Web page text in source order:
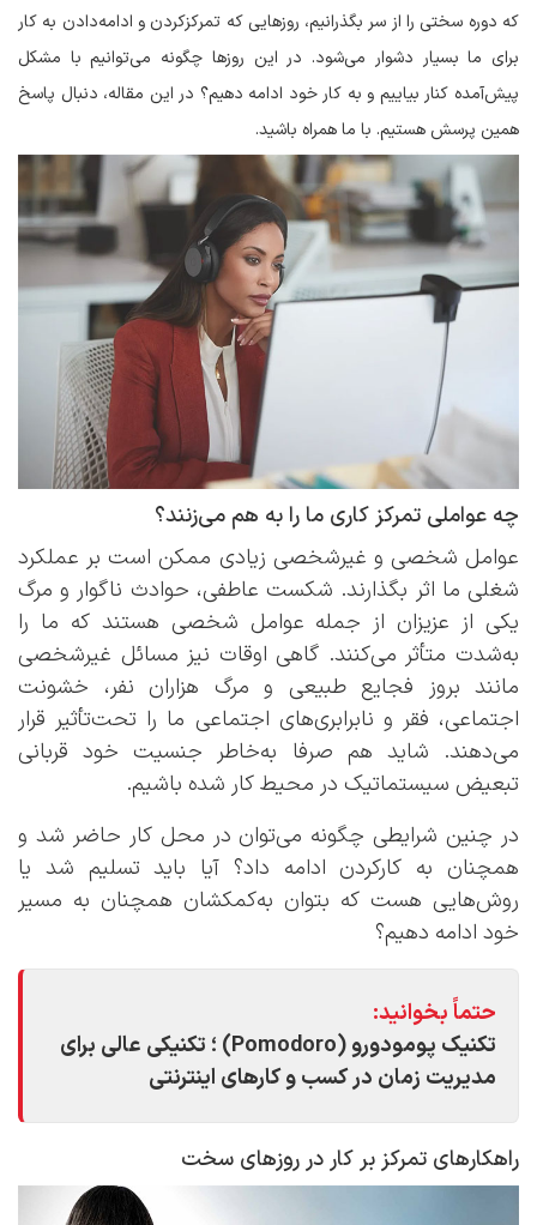
که دوره سختی را از سر بگذرانیم، روزهایی که تمرکزکردن و ادامه‌دادن به کار
برای ما بسیار دشوار می‌شود. در این روزها چگونه می‌توانیم با مشکل
پیش‌آمده کنار بیاییم و به کار خود ادامه دهیم؟ در این مقاله، دنبال پاسخ
همین پرسش هستیم. با ما همراه باشید.
چه عواملی تمرکز کاری ما را به هم می‌زنند؟
عوامل شخصی و غیرشخصی زیادی ممکن است بر عملکرد
شغلی ما اثر بگذارند. شکست عاطفی، حوادث ناگوار و مرگ
یکی از عزیزان از جمله عوامل شخصی هستند که ما را
به‌شدت متأثر می‌کنند. گاهی اوقات نیز مسائل غیرشخصی
مانند بروز فجایع طبیعی و مرگ هزاران نفر، خشونت
اجتماعی، فقر و نابرابری‌های اجتماعی ما را تحت‌تأثیر قرار
می‌دهند. شاید هم صرفا به‌خاطر جنسیت خود قربانی
تبعیض سیستماتیک در محیط کار شده باشیم.
در چنین شرایطی چگونه می‌توان در محل کار حاضر شد و
همچنان به کارکردن ادامه داد؟ آیا باید تسلیم شد یا
روش‌هایی هست که بتوان به‌کمکشان همچنان به مسیر
خود ادامه دهیم؟
حتماً بخوانید:
تکنیک پومودورو (Pomodoro) ؛ تکنیکی عالی برای
مدیریت زمان در کسب و کارهای اینترنتی
راهکارهای تمرکز بر کار در روزهای سخت